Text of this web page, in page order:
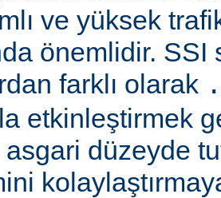
ve yüksek
önemlidir. SSI
farklı olarak
etkinleştirmek
düzeyde